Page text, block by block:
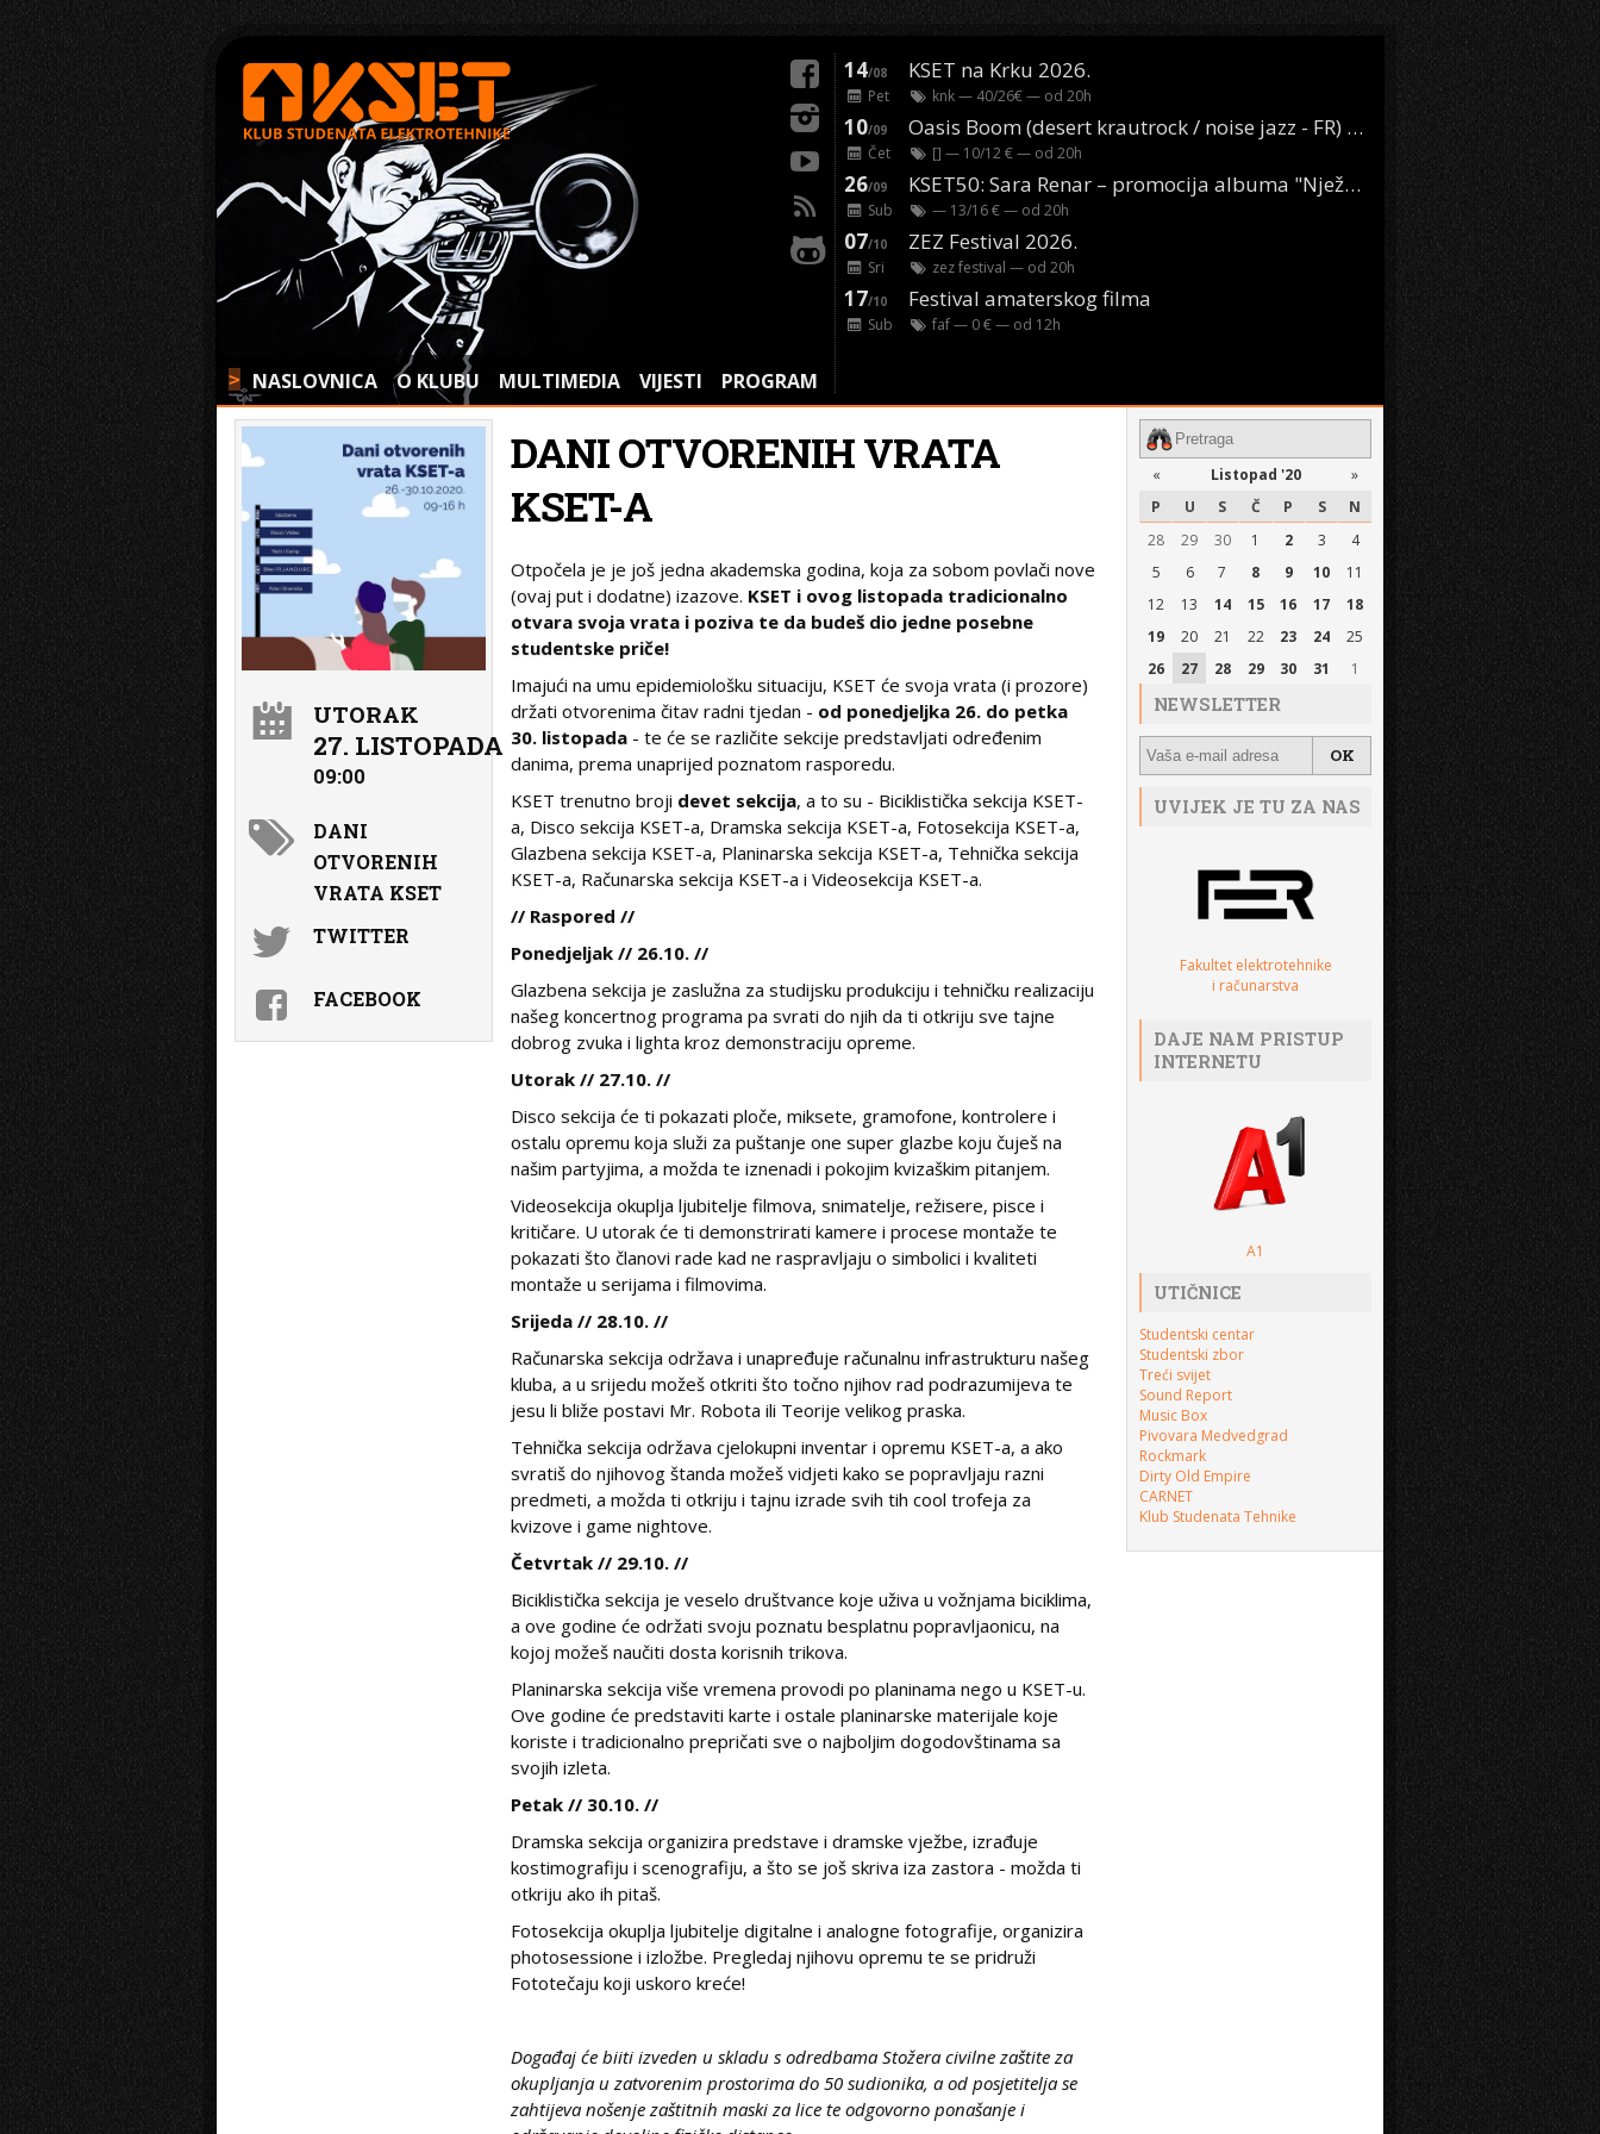
> NASLOVNICA O KLUBU MULTIMEDIA VIJESTI PROGRAM
14/08 KSET na Krku 2026.
Pet knk— 40/26€ — od 20h
10/09 Oasis Boom (desert krautrock / noise jazz - FR) @ KONTEJNER
Čet [] — 10/12 € — od 20h
26/09 KSET50: Sara Renar – promocija albuma "Nježne riječi" @ Močvara
Sub — 13/16 € — od 20h
07/10 ZEZ Festival 2026.
Sri zez festival — od 20h
17/10 Festival amaterskog filma
Sub faf— 0 € — od 12h
DANI OTVORENIH VRATA
KSET-A
Otpočela je je još jedna akademska godina, koja za sobom povlači nove
(ovaj put i dodatne) izazove. KSET i ovog listopada tradicionalno
otvara svoja vrata i poziva te da budeš dio jedne posebne
studentske priče!
Imajući na umu epidemiološku situaciju, KSET će svoja vrata (i prozore)
držati otvorenima čitav radni tjedan - od ponedjeljka 26. do petka
30. listopada - te će se različite sekcije predstavljati određenim
danima, prema unaprijed poznatom rasporedu.
KSET trenutno broji devet sekcija, a to su - Biciklistička sekcija KSET-
a, Disco sekcija KSET-a, Dramska sekcija KSET-a, Fotosekcija KSET-a,
Glazbena sekcija KSET-a, Planinarska sekcija KSET-a, Tehnička sekcija
KSET-a, Računarska sekcija KSET-a i Videosekcija KSET-a.
// Raspored //
Ponedjeljak // 26.10. //
Glazbena sekcija je zaslužna za studijsku produkciju i tehničku realizaciju
našeg koncertnog programa pa svrati do njih da ti otkriju sve tajne
dobrog zvuka i lighta kroz demonstraciju opreme.
Utorak // 27.10. //
Disco sekcija će ti pokazati ploče, miksete, gramofone, kontrolere i
ostalu opremu koja služi za puštanje one super glazbe koju čuješ na
našim partyjima, a možda te iznenadi i pokojim kvizaškim pitanjem.
Videosekcija okuplja ljubitelje filmova, snimatelje, režisere, pisce i
kritičare. U utorak će ti demonstrirati kamere i procese montaže te
pokazati što članovi rade kad ne raspravljaju o simbolici i kvaliteti
montaže u serijama i filmovima.
Srijeda // 28.10. //
Računarska sekcija održava i unapređuje računalnu infrastrukturu našeg
kluba, a u srijedu možeš otkriti što točno njihov rad podrazumijeva te
jesu li bliže postavi Mr. Robota ili Teorije velikog praska.
Tehnička sekcija održava cjelokupni inventar i opremu KSET-a, a ako
svratiš do njihovog štanda možeš vidjeti kako se popravljaju razni
predmeti, a možda ti otkriju i tajnu izrade svih tih cool trofeja za
kvizove i game nightove.
Četvrtak // 29.10. //
Biciklistička sekcija je veselo društvance koje uživa u vožnjama biciklima,
a ove godine će održati svoju poznatu besplatnu popravljaonicu, na
kojoj možeš naučiti dosta korisnih trikova.
Planinarska sekcija više vremena provodi po planinama nego u KSET-u.
Ove godine će predstaviti karte i ostale planinarske materijale koje
koriste i tradicionalno prepričati sve o najboljim dogodovštinama sa
svojih izleta.
Petak // 30.10. //
Dramska sekcija organizira predstave i dramske vježbe, izrađuje
kostimografiju i scenografiju, a što se još skriva iza zastora - možda ti
otkriju ako ih pitaš.
Fotosekcija okuplja ljubitelje digitalne i analogne fotografije, organizira
photosessione i izložbe. Pregledaj njihovu opremu te se pridruži
Fototečaju koji uskoro kreće!
Događaj će biiti izveden u skladu s odredbama Stožera civilne zaštite za
okupljanja u zatvorenim prostorima do 50 sudionika, a od posjetitelja se
zahtijeva nošenje zaštitnih maski za lice te odgovorno ponašanje i
UTORAK
27. LISTOPADA
09:00
DANI
OTVORENIH
VRATA KSET
TWITTER
FACEBOOK
« Listopad '20
»
P
U S Č P S
N
28
29 30 1 2 3
4
5
6 7 8 9 10
11
12
13 14 15 16 17
18
19
20 21 22 23 24
25
26
27 28 29 30 31 1
NEWSLETTER
UVIJEK JE TU ZA NAS
Fakultet elektrotehnike
i računarstva
DAJE NAM PRISTUP
INTERNETU
A1
UTIČNICE
Studentski centar
Studentski zbor
Treći svijet
Sound Report
Music Box
Pivovara Medvedgrad
Rockmark
Dirty Old Empire
CARNET
Klub Studenata Tehnike